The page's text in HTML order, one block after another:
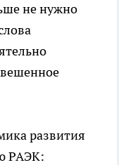
не нужно
развития
РАЭК: